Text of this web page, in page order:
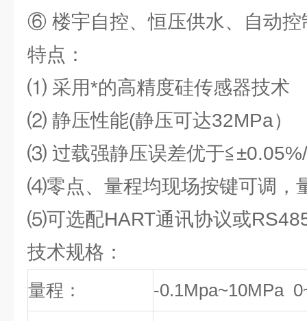
⑥ 楼宇自控、恒压供水、自动控
特点：
⑴ 采用*的高精度硅传感器技术
⑵ 静压性能(静压可达32MPa）
⑶ 过载强静压误差优于
⑷零点、量程均现场按键可调，
⑸可选配HART通讯协议或
技术规格：
量程： -0.1Mpa~10MPa